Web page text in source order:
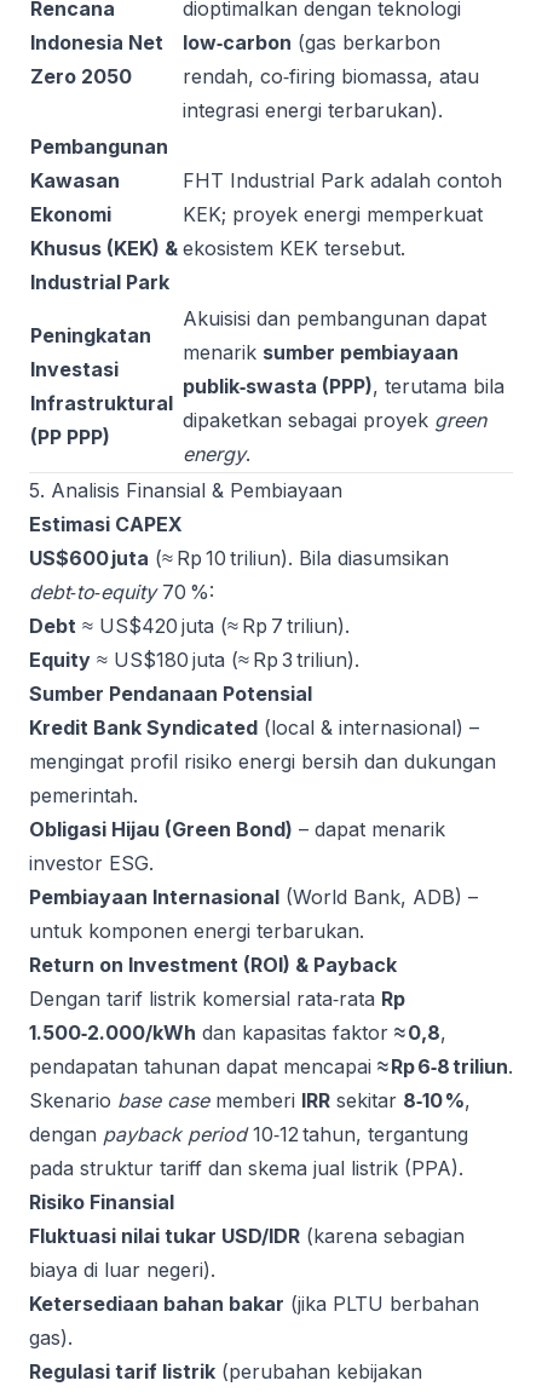
Rencana
Indonesia Net
Zero 2050
dioptimalkan dengan teknologi
low‑carbon (gas berkarbon
rendah, co‑firing biomassa, atau
integrasi energi terbarukan).
Pembangunan
Kawasan
Ekonomi
Khusus (KEK) &
Industrial Park
FHT Industrial Park adalah contoh
KEK; proyek energi memperkuat
ekosistem KEK tersebut.
Peningkatan
Investasi
Infrastruktural
(PP PPP)
Akuisisi dan pembangunan dapat
menarik sumber pembiayaan
publik‑swasta (PPP), terutama bila
dipaketkan sebagai proyek green
energy.
5. Analisis Finansial & Pembiayaan
Estimasi CAPEX
US$600 juta (≈ Rp 10 triliun). Bila diasumsikan
debt‑to‑equity70 %:
Debt ≈ US$420 juta (≈ Rp 7 triliun).
Equity ≈ US$180 juta (≈ Rp 3 triliun).
Sumber Pendanaan Potensial
Kredit Bank Syndicated (local & internasional) –
mengingat profil risiko energi bersih dan dukungan
pemerintah.
Obligasi Hijau (Green Bond) – dapat menarik
investor ESG.
Pembiayaan Internasional (World Bank, ADB) –
untuk komponen energi terbarukan.
Return on Investment (ROI) & Payback
Dengan tarif listrik komersial rata‑rata Rp
1.500‑2.000/kWh dan kapasitas faktor ≈ 0,8,
pendapatan tahunan dapat mencapai ≈ Rp 6‑8 triliun.
Skenario base casememberi IRR sekitar 8‑10 %,
dengan payback period10‑12 tahun, tergantung
pada struktur tariff dan skema jual listrik (PPA).
Risiko Finansial
Fluktuasi nilai tukar USD/IDR (karena sebagian
biaya di luar negeri).
Ketersediaan bahan bakar (jika PLTU berbahan
gas).
Regulasi tarif listrik (perubahan kebijakan